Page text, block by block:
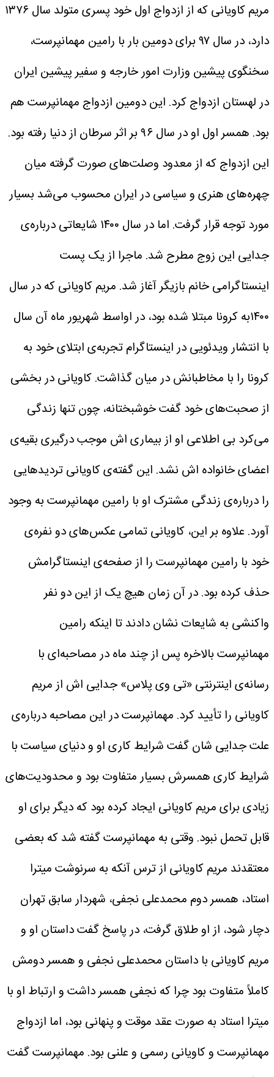
مریم کاویانی که از ازدواج اول خود پسری متولد سال ۱۳۷۶
دارد، در سال ۹۷ برای دومین بار با رامین مهمانپرست،
سخنگوی پیشین وزارت امور خارجه و سفیر پیشین ایران
در لهستان ازدواج کرد. این دومین ازدواج مهمانپرست هم
بود. همسر اول او در سال ۹۶ بر اثر سرطان از دنیا رفته بود.
این ازدواج که از معدود وصلت‌های صورت گرفته میان
چهره‌های هنری و سیاسی در ایران محسوب می‌شد بسیار
مورد توجه قرار گرفت. اما در سال ۱۴۰۰ شایعاتی درباره‌ی
جدایی این زوج مطرح شد. ماجرا از یک پست
اینستاگرامی خانم بازیگر آغاز شد. مریم کاویانی که در سال
۱۴۰۰به کرونا مبتلا شده بود، در اواسط شهریور ماه آن سال
با انتشار ویدئویی در اینستاگرام تجربه‌ی ابتلای خود به
کرونا را با مخاطبانش در میان گذاشت.کاویانی در بخشی
از صحبت‌های خود گفت خوشبختانه، چون تنها زندگی
می‌کرد بی اطلاعی او از بیماری اش موجب درگیری بقیه‌ی
اعضای خانواده اش نشد. این گفته‌ی کاویانی تردید‌هایی
را درباره‌ی زندگی مشترک او با رامین مهمانپرست به وجود
آورد. علاوه بر این، کاویانی تمامی عکس‌های دو نفره‌ی
خود با رامین مهمانپرست را از صفحه‌ی اینستاگرامش
حذف کرده بود.در آن زمان هیچ یک از این دو نفر
واکنشی به شایعات نشان دادند تا اینکه رامین
مهمانپرست بالاخره پس از چند ماه در مصاحبه‌ای با
رسانه‌ی اینترنتی «تی وی پلاس» جدایی اش از مریم
کاویانی را تأیید کرد. مهمانپرست در این مصاحبه درباره‌ی
علت جدایی شان گفت شرایط کاری او و دنیای سیاست با
شرایط کاری همسرش بسیار متفاوت بود و محدودیت‌های
زیادی برای مریم کاویانی ایجاد کرده بود که دیگر برای او
قابل تحمل نبود. وقتی به مهمانپرست گفته شد که بعضی
معتقدند مریم کاویانی از ترس آنکه به سرنوشت میترا
استاد، همسر دوم محمدعلی نجفی، شهردار سابق تهران
دچار شود، از او طلاق گرفت، در پاسخ گفت داستان او و
مریم کاویانی با داستان محمدعلی نجفی و همسر دومش
کاملاً متفاوت بود چرا که نجفی همسر داشت و ارتباط او با
میترا استاد به صورت عقد موقت و پنهانی بود، اما ازدواج
مهمانپرست و کاویانی رسمی و علنی بود. مهمانپرست گفت